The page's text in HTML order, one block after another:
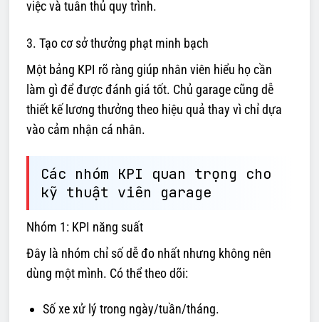
việc và tuân thủ quy trình.
3. Tạo cơ sở thưởng phạt minh bạch
Một bảng KPI rõ ràng giúp nhân viên hiểu họ cần
làm gì để được đánh giá tốt. Chủ garage cũng dễ
thiết kế lương thưởng theo hiệu quả thay vì chỉ dựa
vào cảm nhận cá nhân.
Các nhóm KPI quan trọng cho
kỹ thuật viên garage
Nhóm 1: KPI năng suất
Đây là nhóm chỉ số dễ đo nhất nhưng không nên
dùng một mình. Có thể theo dõi:
Số xe xử lý trong ngày/tuần/tháng.